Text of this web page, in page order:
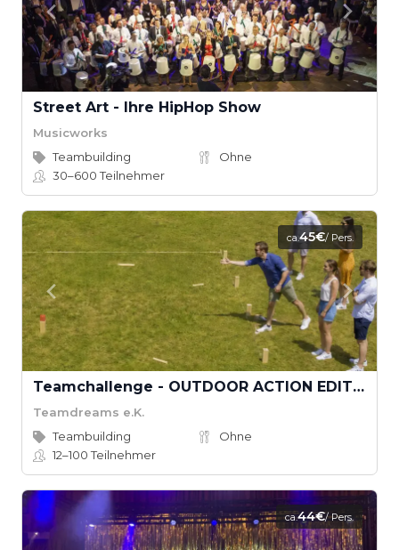
Street Art - Ihre HipHop Show
Musicworks
Teambuilding
Ohne
30–600Teilnehmer
ca.45€/ Pers.
Teamchallenge - OUTDOOR ACTION EDITION
Teamdreams e.K.
Teambuilding
Ohne
12–100Teilnehmer
ca.44€/ Pers.